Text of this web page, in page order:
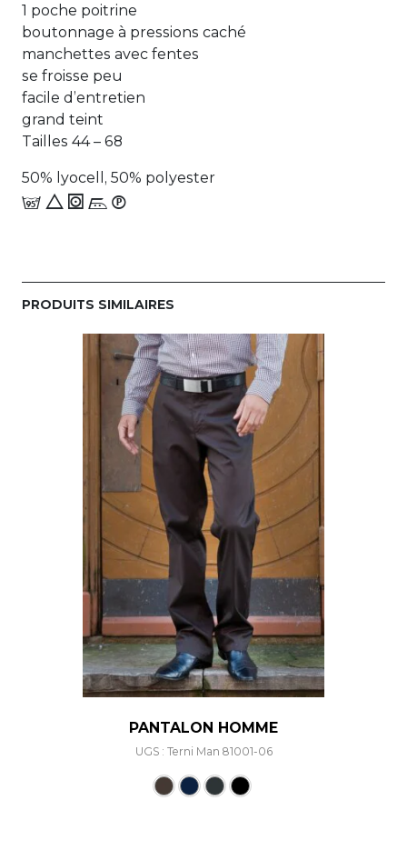
1 poche poitrine
boutonnage à pressions caché
manchettes avec fentes
se froisse peu
facile d’entretien
grand teint
Tailles 44 – 68
50% lyocell, 50% polyester
e 8 1 n_W
PRODUITS SIMILAIRES
PANTALON HOMME
UGS : Terni Man 81001-06